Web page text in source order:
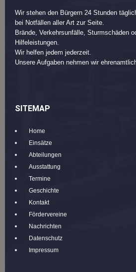
Wir stehen den Bürgern 24 Stunden
bei Notfällen aller Art zur Seite.
Brände, Verkehrsunfälle, Sturmschäden
Hilfeleistungen.
Wir helfen jedem jederzeit.
Unsere Aufgaben nehmen wir
SITEMAP
Home
Einsätze
Abteilungen
Ausstattung
Termine
Geschichte
Kontakt
Fördervereine
Nachrichten
Datenschutz
Impressum